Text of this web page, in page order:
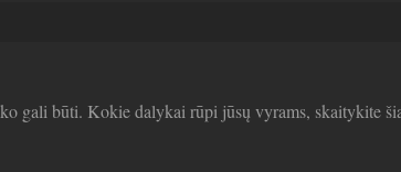
gali būti. Kokie dalykai rūpi jūsų vyrams, skaitykite